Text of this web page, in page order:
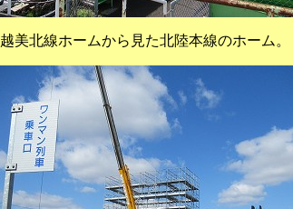
越美北線ホームから見た北陸本線のホーム。